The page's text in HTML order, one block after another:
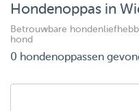
Hondenoppas in
Betrouwbare
hond
0 hondenoppassen